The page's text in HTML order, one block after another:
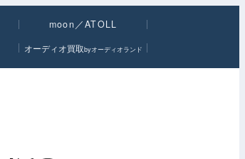
moon／ATOLL
オーディオ買取byオーディオランド